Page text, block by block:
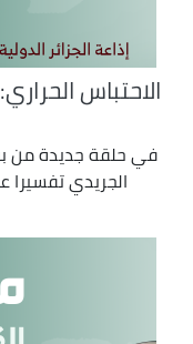
الاحتباس
في حلقة جديدة من
الجريدي تفسيرا